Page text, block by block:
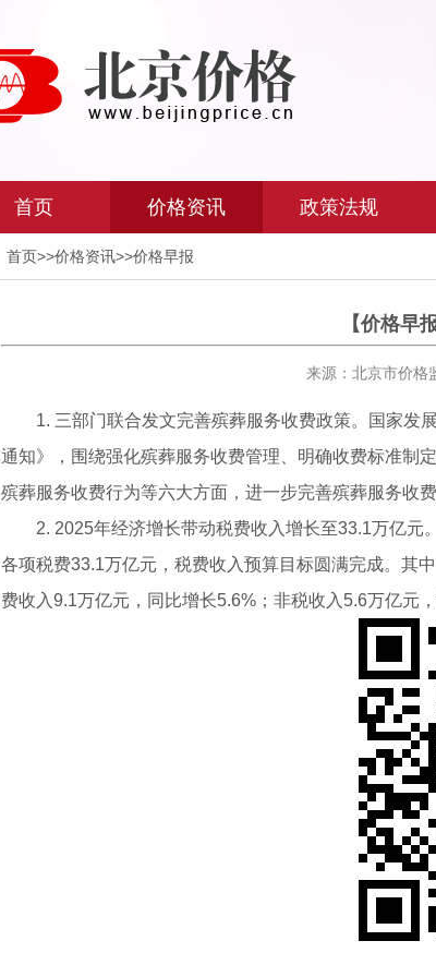
首页 价格资讯 政策法规
首页>>价格资讯>>价格早报
【价格早
来源：北京市价
1. 三部门联合发文完善殡葬服务收费政策。国家发
通知》，围绕强化殡葬服务收费管理、明确收费标准制
殡葬服务收费行为等六大方面，进一步完善殡葬服务收
2. 2025年经济增长带动税费收入增长至33.1万亿
各项税费33.1万亿元，税费收入预算目标圆满完成。其
费收入9.1万亿元，同比增长5.6%；非税收入5.6万亿元